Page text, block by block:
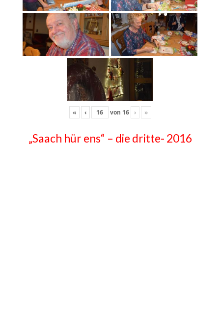
« ‹ von 16 › »
„Saach hür ens“ – die dritte- 2016